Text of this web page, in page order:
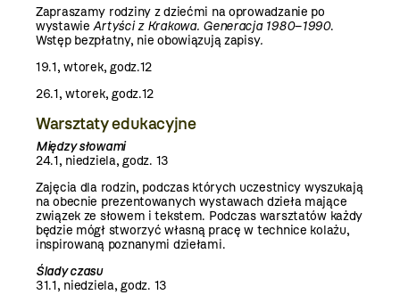
Zapraszamy rodziny z dziećmi na oprowadzanie po
wystawieArtyści z Krakowa. Generacja 1980–1990.
Wstęp bezpłatny, nie obowiązują zapisy.
19.1, wtorek, godz.12
26.1, wtorek, godz.12
Warsztaty edukacyjne
Między słowami
24.1, niedziela, godz. 13
Zajęcia dla rodzin, podczas których uczestnicy wyszukają
na obecnie prezentowanych wystawach dzieła mające
związek ze słowem i tekstem. Podczas warsztatów każdy
będzie mógł stworzyć własną pracę w technice kolażu,
inspirowaną poznanymi dziełami.
Ślady czasu
31.1, niedziela, godz. 13